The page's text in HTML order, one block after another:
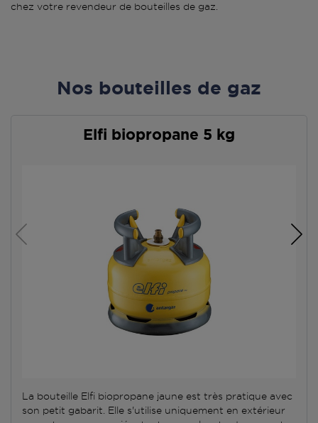
chez votre revendeur de bouteilles de gaz.
Nos bouteilles de gaz
Elfi biopropane 5 kg
La bouteille Elfi biopropane jaune est très pratique avec
son petit gabarit. Elle s'utilise uniquement en extérieur